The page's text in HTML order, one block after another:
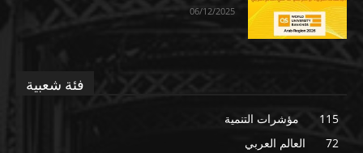
06/12/2025
فئة شعبية
مؤشرات التنمية
115
العالم العربي
72